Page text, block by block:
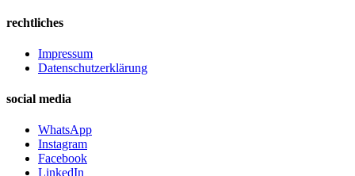
rechtliches
Impressum
Datenschutzerklärung
social media
WhatsApp
Instagram
Facebook
LinkedIn